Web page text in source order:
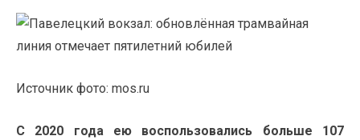
Источник фото: mos.ru
С 2020 года ею воспользовались больше 107